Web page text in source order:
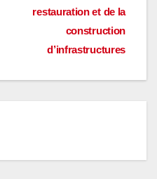
restauration et de la
construction
d’infrastructures